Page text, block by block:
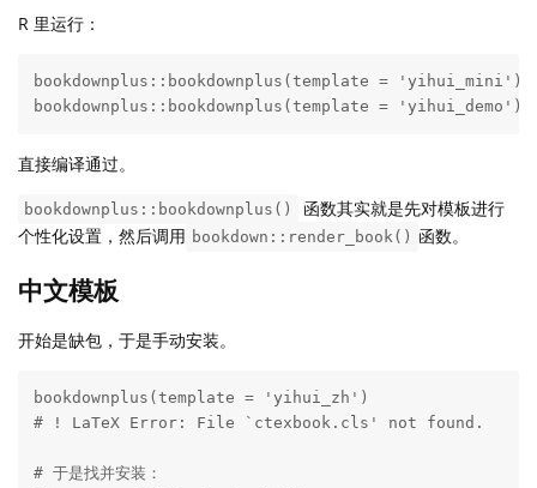
R 里运行：
bookdownplus::bookdownplus(template = 'yihui_mini')
bookdownplus::bookdownplus(template = 'yihui_demo')
直接编译通过。
bookdownplus::bookdownplus()
函数其实就是先对模板进行
个性化设置，然后调用 bookdown::render_book() 函数。
中文模板
开始是缺包，于是手动安装。
bookdownplus(template = 'yihui_zh')
# ! LaTeX Error: File `ctexbook.cls' not found.
# 于是找并安装：